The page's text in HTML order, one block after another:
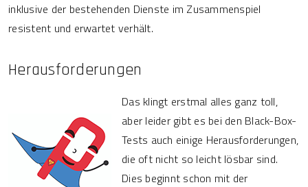
inklusive der bestehenden Dienste im Zusammenspiel
resistent und erwartet verhält.
Herausforderungen
Das klingt erstmal alles ganz toll,
aber leider gibt es bei den Black-Box-
Tests auch einige Herausforderungen,
die oft nicht so leicht lösbar sind.
Dies beginnt schon mit der